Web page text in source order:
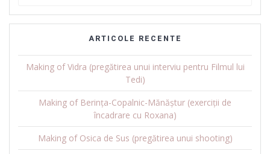
ARTICOLE RECENTE
Making of Vidra (pregătirea unui interviu pentru Filmul lui
Tedi)
Making of Berința-Copalnic-Mănăștur (exerciții de
încadrare cu Roxana)
Making of Osica de Sus (pregătirea unui shooting)